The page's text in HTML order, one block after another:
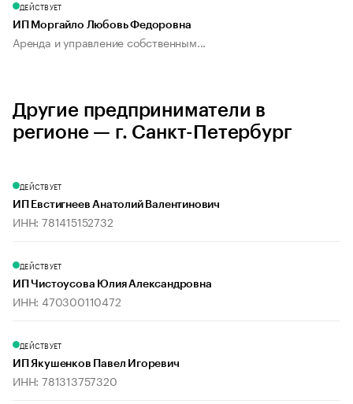
ДЕЙСТВУЕТ
ИП Моргайло Любовь Федоровна
Аренда и управление собственным...
Другие предприниматели в
регионе — г. Санкт-Петербург
ДЕЙСТВУЕТ
ИП Евстигнеев Анатолий Валентинович
ИНН: 781415152732
ДЕЙСТВУЕТ
ИП Чистоусова Юлия Александровна
ИНН: 470300110472
ДЕЙСТВУЕТ
ИП Якушенков Павел Игоревич
ИНН: 781313757320